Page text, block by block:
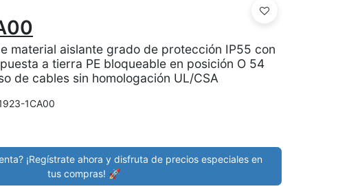
material aislante grado de protección IP55 con
a tierra PE bloqueable en posición O 54
de cables sin homologación UL/CSA
1CA00
¡Regístrate ahora y disfruta de precios especiales en
tus compras! 🚀